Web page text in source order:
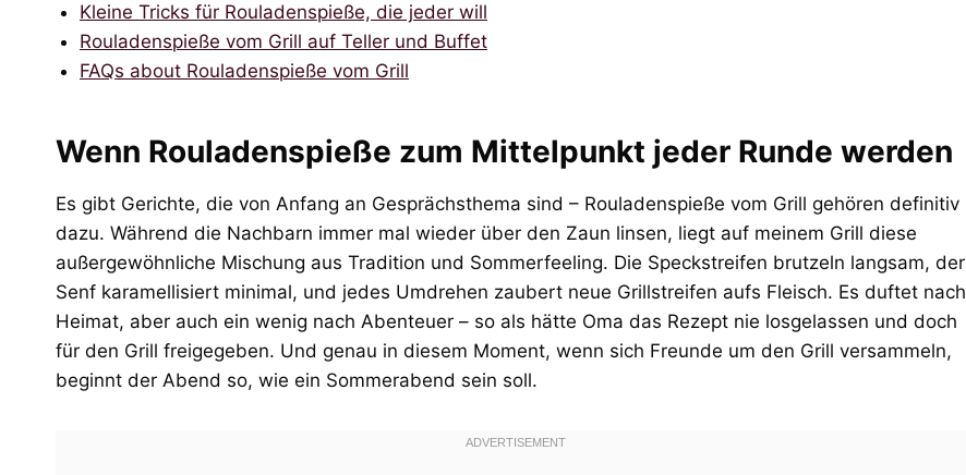
Kleine Tricks für Rouladenspieße, die jeder will
Rouladenspieße vom Grill auf Teller und Buffet
FAQs about Rouladenspieße vom Grill
Wenn Rouladenspieße zum Mittelpunkt jeder Runde werden
Es gibt Gerichte, die von Anfang an Gesprächsthema sind – Rouladenspieße vom Grill gehören definitiv
dazu. Während die Nachbarn immer mal wieder über den Zaun linsen, liegt auf meinem Grill diese
außergewöhnliche Mischung aus Tradition und Sommerfeeling. Die Speckstreifen brutzeln langsam, der
Senf karamellisiert minimal, und jedes Umdrehen zaubert neue Grillstreifen aufs Fleisch. Es duftet nach
Heimat, aber auch ein wenig nach Abenteuer – so als hätte Oma das Rezept nie losgelassen und doch
für den Grill freigegeben. Und genau in diesem Moment, wenn sich Freunde um den Grill versammeln,
beginnt der Abend so, wie ein Sommerabend sein soll.